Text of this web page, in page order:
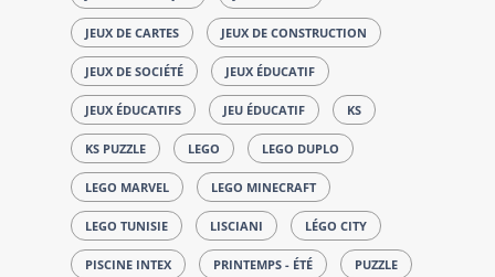
JEUX DE CARTES JEUX DE CONSTRUCTION
JEUX DE SOCIÉTÉ JEUX ÉDUCATIF
JEUX ÉDUCATIFS JEU ÉDUCATIF KS
KS PUZZLE LEGO LEGO DUPLO
LEGO MARVEL LEGO MINECRAFT
LEGO TUNISIE LISCIANI LÉGO CITY
PISCINE INTEX PRINTEMPS - ÉTÉ PUZZLE